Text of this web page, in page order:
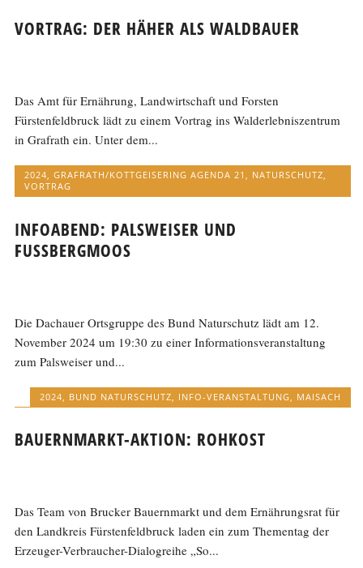
VORTRAG: DER HÄHER ALS WALDBAUER
Das Amt für Ernährung, Landwirtschaft und Forsten
Fürstenfeldbruck lädt zu einem Vortrag ins Walderlebniszentrum
in Grafrath ein. Unter dem...
2024,GRAFRATH/KOTTGEISERING AGENDA 21, NATURSCHUTZ,
VORTRAG
INFOABEND: PALSWEISER UND
FUSSBERGMOOS
Die Dachauer Ortsgruppe des Bund Naturschutz lädt am 12.
November 2024 um 19:30 zu einer Informationsveranstaltung
zum Palsweiser und...
2024 BUND NATURSCHUTZ INFO-VERANSTALTUNG MAISACH
BAUERNMARKT-AKTION: ROHKOST
Das Team von Brucker Bauernmarkt und dem Ernährungsrat für
den Landkreis Fürstenfeldbruck laden ein zum Thementag der
Erzeuger-Verbraucher-Dialogreihe „So...